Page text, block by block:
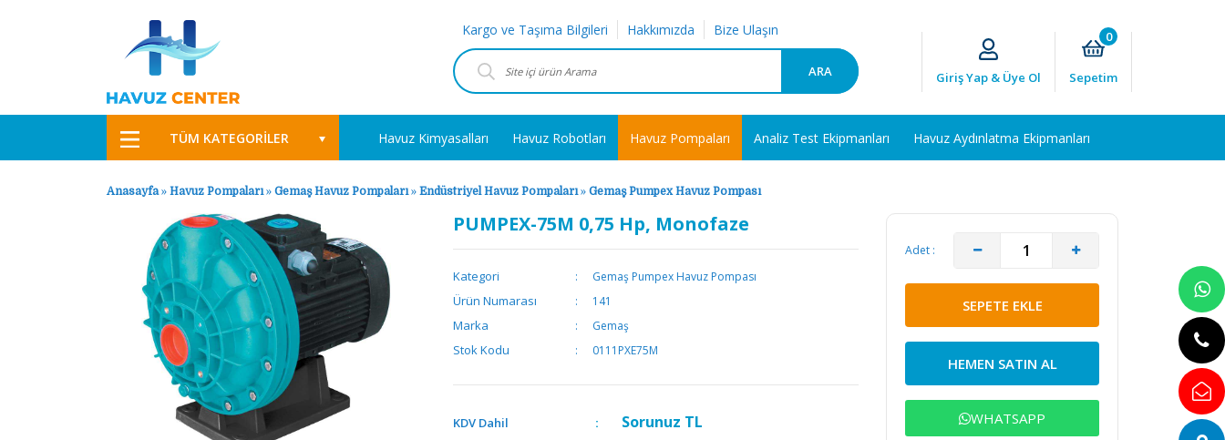
Kargo ve Taşıma Bilgileri Hakkımızda Bize Ulaşın
ARA Giriş Yap & Üye Ol
0
Sepetim
TÜM KATEGORİLER Havuz Kimyasalları Havuz Robotları Havuz Pompaları Analiz Test Ekipmanları Havuz Aydınlatma Ekipmanları
Anasayfa» Havuz Pompaları» Gemaş Havuz Pompaları» Endüstriyel Havuz Pompaları» Gemaş Pumpex Havuz Pompası
PUMPEX-75M 0,75 Hp, Monofaze
Kategori Gemaş Pumpex Havuz Pompası
Ürün Numarası 141
Marka Gemaş
Stok Kodu 0111PXE75M
KDV Dahil Sorunuz TL
Adet :
SEPETE EKLE
HEMEN SATIN AL
WHATSAPP